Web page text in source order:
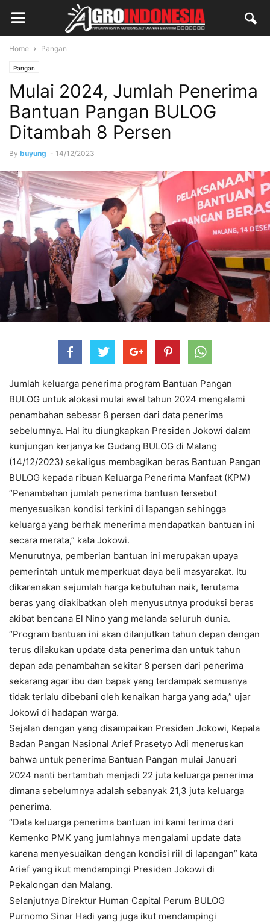
Home Pangan
Pangan
Mulai 2024, Jumlah Penerima
Bantuan Pangan BULOG
Ditambah 8 Persen
By buyung - 14/12/2023
Jumlah keluarga penerima program Bantuan Pangan
BULOG untuk alokasi mulai awal tahun 2024 mengalami
penambahan sebesar 8 persen dari data penerima
sebelumnya. Hal itu diungkapkan Presiden Jokowi dalam
kunjungan kerjanya ke Gudang BULOG di Malang
(14/12/2023) sekaligus membagikan beras Bantuan Pangan
BULOG kepada ribuan Keluarga Penerima Manfaat (KPM)
“Penambahan jumlah penerima bantuan tersebut
menyesuaikan kondisi terkini di lapangan sehingga
keluarga yang berhak menerima mendapatkan bantuan ini
secara merata,” kata Jokowi.
Menurutnya, pemberian bantuan ini merupakan upaya
pemerintah untuk memperkuat daya beli masyarakat. Itu
dikarenakan sejumlah harga kebutuhan naik, terutama
beras yang diakibatkan oleh menyusutnya produksi beras
akibat bencana El Nino yang melanda seluruh dunia.
“Program bantuan ini akan dilanjutkan tahun depan dengan
terus dilakukan update data penerima dan untuk tahun
depan ada penambahan sekitar 8 persen dari penerima
sekarang agar ibu dan bapak yang terdampak semuanya
tidak terlalu dibebani oleh kenaikan harga yang ada,” ujar
Jokowi di hadapan warga.
Sejalan dengan yang disampaikan Presiden Jokowi, Kepala
Badan Pangan Nasional Arief Prasetyo Adi meneruskan
bahwa untuk penerima Bantuan Pangan mulai Januari
2024 nanti bertambah menjadi 22 juta keluarga penerima
dimana sebelumnya adalah sebanyak 21,3 juta keluarga
penerima.
“Data keluarga penerima bantuan ini kami terima dari
Kemenko PMK yang jumlahnya mengalami update data
karena menyesuaikan dengan kondisi riil di lapangan” kata
Arief yang ikut mendampingi Presiden Jokowi di
Pekalongan dan Malang.
Selanjutnya Direktur Human Capital Perum BULOG
Purnomo Sinar Hadi yang juga ikut mendampingi